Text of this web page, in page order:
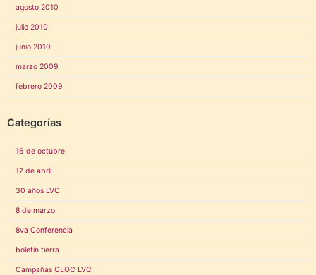
agosto 2010
julio 2010
junio 2010
marzo 2009
febrero 2009
Categorías
16 de octubre
17 de abril
30 años LVC
8 de marzo
8va Conferencia
boletin tierra
Campañas CLOC LVC